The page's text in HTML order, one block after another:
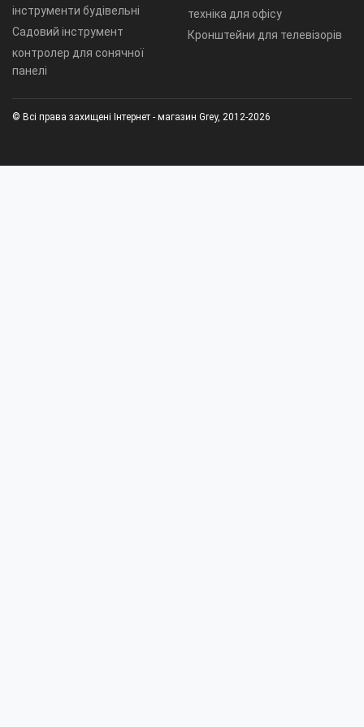
інструменти будівельні
Садовий інструмент
контролер для сонячної
панелі
техніка для офісу
Кронштейни для телевізорів
© Всі права захищені Інтернет - магазин Grey, 2012-2026